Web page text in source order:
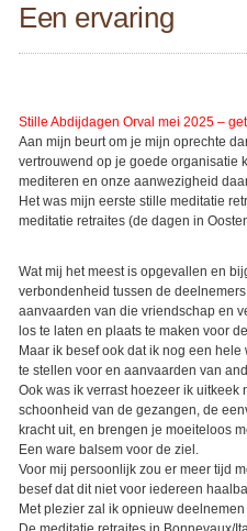
Een ervaring
Stille Abdijdagen Orval mei 2025 –
Aan mijn beurt om je mijn oprechte
vertrouwend op je goede organisatie
mediteren en onze aanwezigheid
Het was mijn eerste stille meditatie
meditatie retraites (de dagen in
Wat mij het meest is opgevallen en
verbondenheid tussen de
aanvaarden van die vriendschap en
los te laten en plaats te maken voor
Maar ik besef ook dat ik nog een
te stellen voor en aanvaarden van
Ook was ik verrast hoezeer ik
schoonheid van de gezangen, de
kracht uit, en brengen je moeiteloos
Een ware balsem voor de ziel.
Voor mij persoonlijk zou er meer tijd
besef dat dit niet voor iedereen
Met plezier zal ik opnieuw